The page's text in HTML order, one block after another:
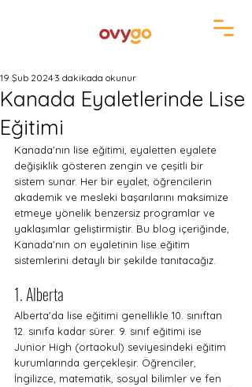
Kanada Eyaletlerinde Lise
Eğitimi
19 Şub 2024 3 dakikada okunur
Kanada'nın lise eğitimi, eyaletten eyalete
değişiklik gösteren zengin ve çeşitli bir
sistem sunar. Her bir eyalet, öğrencilerin
akademik ve mesleki başarılarını maksimize
etmeye yönelik benzersiz programlar ve
yaklaşımlar geliştirmiştir. Bu blog içeriğinde,
Kanada'nın on eyaletinin lise eğitim
sistemlerini detaylı bir şekilde tanıtacağız.
1. Alberta
Alberta'da lise eğitimi genellikle 10. sınıftan
12. sınıfa kadar sürer. 9. sınıf eğitimi ise
Junior High (ortaokul) seviyesindeki eğitim
kurumlarında gerçekleşir. Öğrenciler,
İngilizce, matematik, sosyal bilimler ve fen